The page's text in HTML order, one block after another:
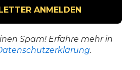
Spam! Erfahre mehr in
.